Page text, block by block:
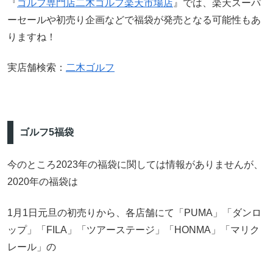
『ゴルフ専門店二木ゴルフ楽天市場店 』では、楽天スーパ
ーセールや初売り企画などで福袋が発売となる可能性もあ
りますね！
実店舗検索： 二木ゴルフ
ゴルフ5福袋
今のところ2023年の福袋に関しては情報がありませんが、
2020年の福袋は
1月1日元旦の初売りから、各店舗にて「PUMA」「ダンロ
ップ」「FILA」「ツアーステージ」「HONMA」「マリク
レール」の